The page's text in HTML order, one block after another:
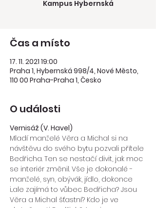
Kampus Hybernská
Čas a místo
17. 11. 2021 19:00
Praha 1, Hybernská 998/4, Nové Město,
110 00 Praha-Praha 1, Česko
O události
Vernisáž (V. Havel)
Mladí manželé Věra a Michal si na
návštěvu do svého bytu pozvali přítele
Bedřicha. Ten se nestačí divit, jak moc
se interiér změnil. Vše je dokonalé -
manželé, syn, obývák, jídlo, dokonce
i...ale zajímá to vůbec Bedřicha? Jsou
Věra a Michal šťastní? Kdo je ve